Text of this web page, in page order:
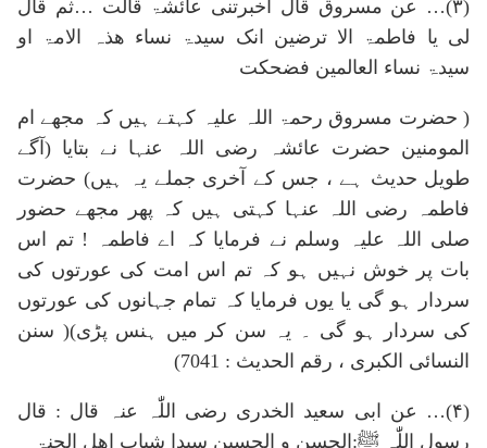
(۳)… عن مسروق قال اخبرتنی عائشۃ قالت …ثم قال
لی یا فاطمۃ الا ترضین انک سیدۃ نساء ھذہ الامۃ او
سیدۃ نساء العالمین فضحکت
( حضرت مسروق رحمۃ اللہ علیہ کہتے ہیں کہ مجھے ام
المومنین حضرت عائشہ رضی اللہ عنہا نے بتایا (آگے
طویل حدیث ہے ، جس کے آخری جملے یہ ہیں) حضرت
فاطمہ رضی اللہ عنہا کہتی ہیں کہ پھر مجھے حضور
صلی اللہ علیہ وسلم نے فرمایا کہ اے فاطمہ ! تم اس
بات پر خوش نہیں ہو کہ تم اس امت کی عورتوں کی
سردار ہو گی یا یوں فرمایا کہ تمام جہانوں کی عورتوں
کی سردار ہو گی ۔ یہ سن کر میں ہنس پڑی)( سنن
النسائی الکبری ، رقم الحدیث : 7041)
(۴)… عن ابی سعید الخدری رضی اللّٰہ عنہ قال : قال
رسول اللّٰہ ﷺ:الحسن و الحسین سیدا شباب اھل الجنۃ